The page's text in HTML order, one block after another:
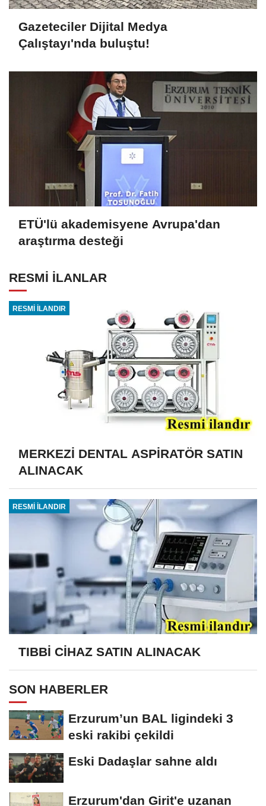
Gazeteciler Dijital Medya
Çalıştayı'nda buluştu!
ETÜ'lü akademisyene Avrupa'dan
araştırma desteği
RESMİ İLANLAR
RESMİ İLANDIR
MERKEZİ DENTAL ASPİRATÖR SATIN
ALINACAK
RESMİ İLANDIR
TIBBİ CİHAZ SATIN ALINACAK
SON HABERLER
Erzurum’un BAL ligindeki 3
eski rakibi çekildi
Eski Dadaşlar sahne aldı
Erzurum'dan Girit'e uzanan